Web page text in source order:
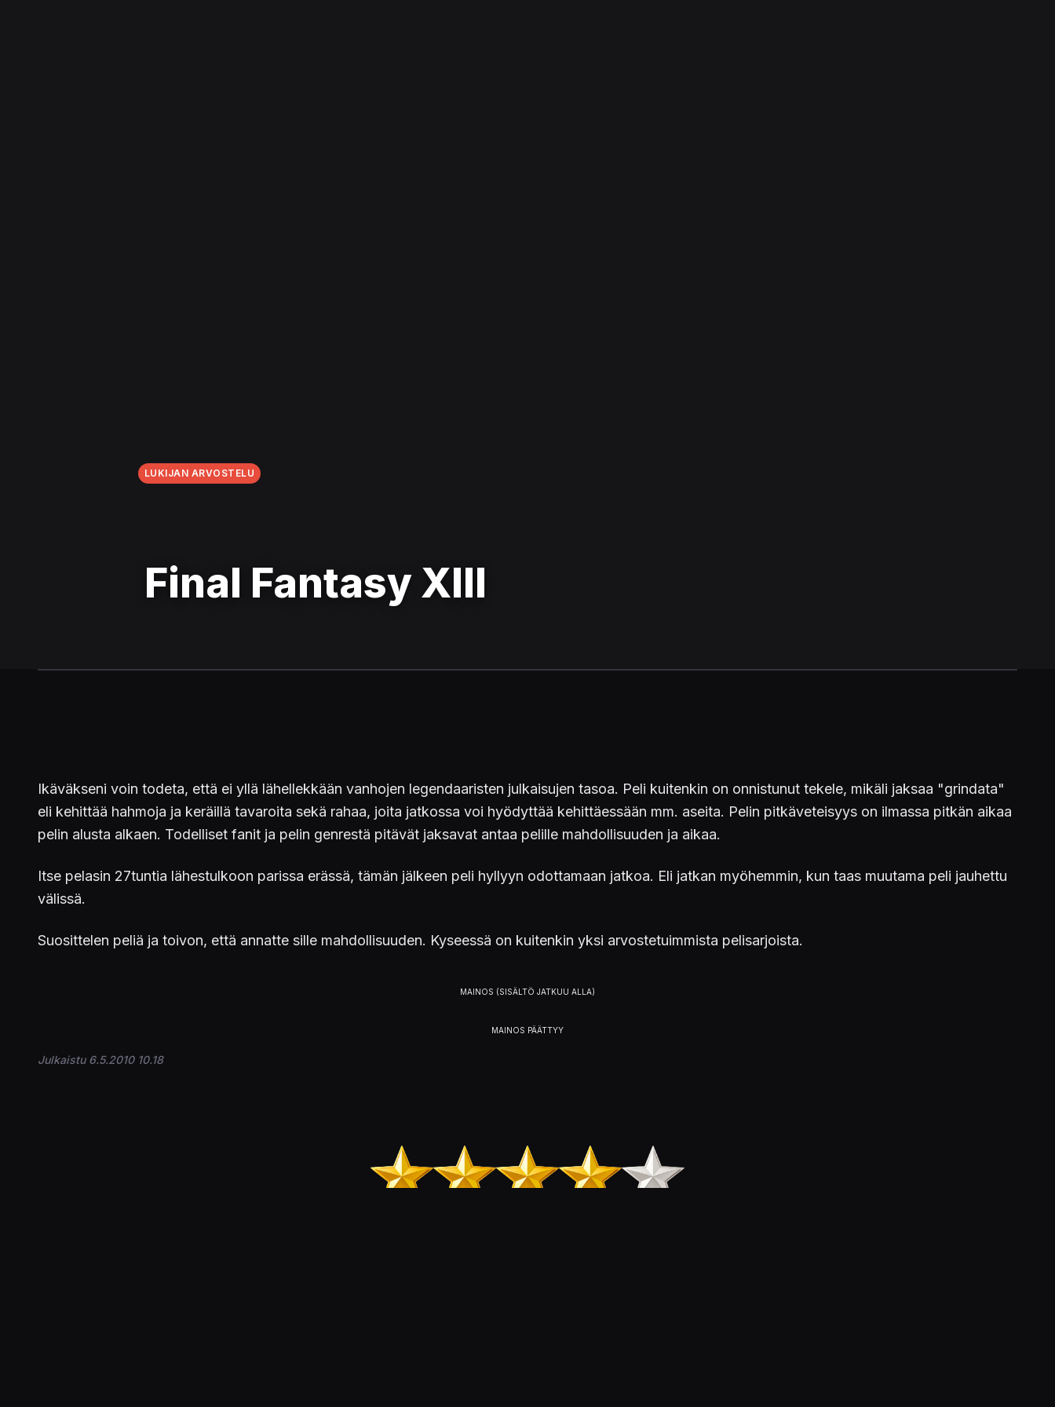
LUKIJAN ARVOSTELU
Final Fantasy XIII
Ikäväkseni voin todeta, että ei yllä lähellekkään vanhojen legendaaristen julkaisujen tasoa. Peli kuitenkin on onnistunut tekele, mikäli jaksaa "grindata"
eli kehittää hahmoja ja keräillä tavaroita sekä rahaa, joita jatkossa voi hyödyttää kehittäessään mm. aseita. Pelin pitkäveteisyys on ilmassa pitkän aikaa
pelin alusta alkaen. Todelliset fanit ja pelin genrestä pitävät jaksavat antaa pelille mahdollisuuden ja aikaa.
Itse pelasin 27tuntia lähestulkoon parissa erässä, tämän jälkeen peli hyllyyn odottamaan jatkoa. Eli jatkan myöhemmin, kun taas muutama peli jauhettu
välissä.
Suosittelen peliä ja toivon, että annatte sille mahdollisuuden. Kyseessä on kuitenkin yksi arvostetuimmista pelisarjoista.
Julkaistu 6.5.2010 10.18